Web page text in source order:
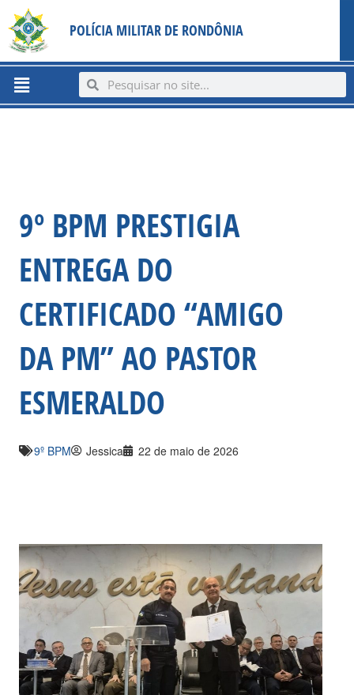
content
para
conteúdo
POLÍCIA MILITAR DE RONDÔNIA
Menu SearchSearch
9º BPM PRESTIGIA
ENTREGA DO
CERTIFICADO “AMIGO
DA PM” AO PASTOR
ESMERALDO
9º BPM Jessica 22 de maio de 2026